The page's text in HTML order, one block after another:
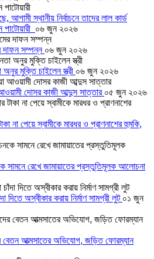
আগামী স্থানীয় নির্বাচনে তাদের লাল কার্ড
০৬ জুন ২০২৬
দাফন সম্পন্ন ০৬ জুন ২০২৬
মুক্তি চাইলেন স্ত্রী ০৬ জুন ২০২৬
দোসর কাজী আব্দুস সাত্তার ০৫ জুন ২০২৬
না পেয়ে স্বামীকে মারধর ও প্রাণনাশের হুমকি,
সামনে রেখে জামায়াতের প্রস্তুতিমূলক আলোচনা
দিতে অস্বীকার করায় নির্মাণ সামগ্রী লুট ০১ জুন
বেতন আত্মসাতের অভিযোগ, জড়িত ফোরম্যান